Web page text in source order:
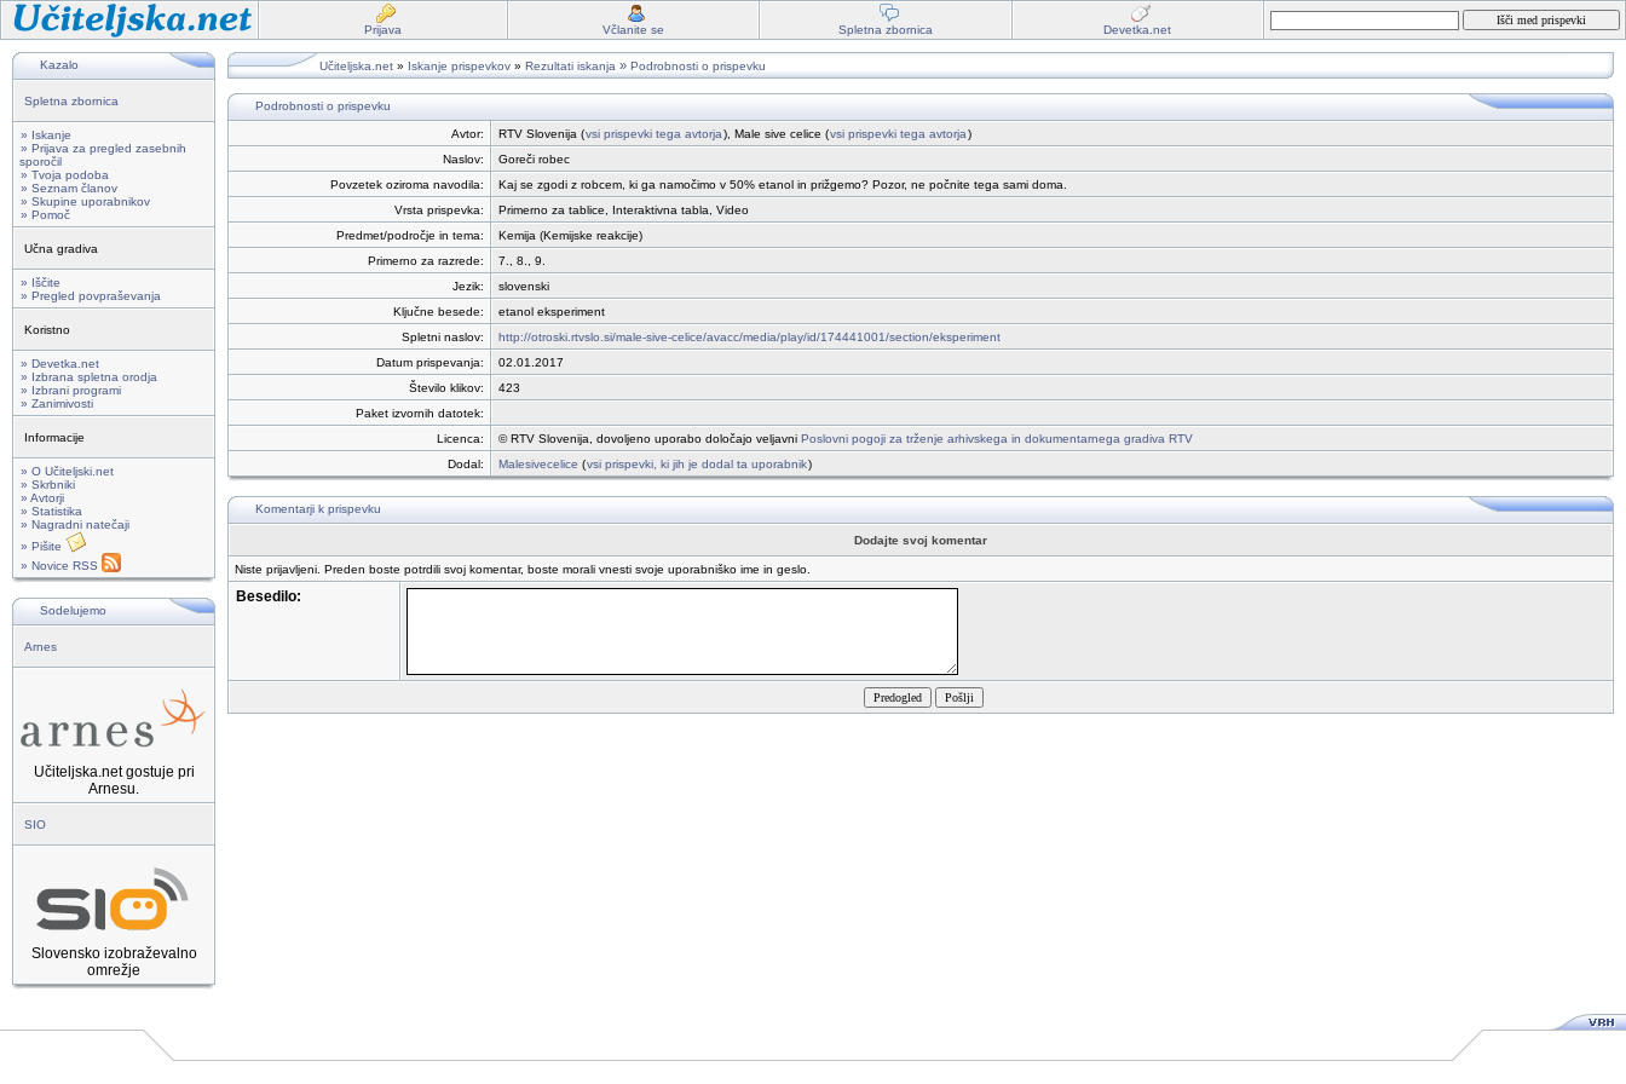
Prijava Včlanite se Spletna zbornica Devetka.net
Kazalo
Spletna zbornica
» Iskanje
» Prijava za pregled zasebnih
sporočil
» Tvoja podoba
» Seznam članov
» Skupine uporabnikov
» Pomoč
Učna gradiva
» Iščite
» Pregled povpraševanja
Koristno
» Devetka.net
» Izbrana spletna orodja
» Izbrani programi
» Zanimivosti
Informacije
» O Učiteljski.net
» Skrbniki
» Avtorji
» Statistika
» Nagradni natečaji
» Pišite
» Novice RSS
Sodelujemo
Arnes
Učiteljska.net gostuje pri
Arnesu.
SIO
Slovensko izobraževalno
omrežje
Učiteljska.net » Iskanje prispevkov » Rezultati iskanja » Podrobnosti o prispevku
Podrobnosti o prispevku
Avtor: RTV Slovenija (vsi prispevki tega avtorja), Male sive celice (vsi prispevki tega avtorja)
Naslov:
Goreči robec
Povzetek oziroma navodila:
Kaj se zgodi z robcem, ki ga namočimo v 50% etanol in prižgemo? Pozor, ne počnite tega sami doma.
Vrsta prispevka:
Primerno za tablice, Interaktivna tabla, Video
Predmet/področje in tema:
Kemija (Kemijske reakcije)
Primerno za razrede:
7., 8., 9.
Jezik:
slovenski
Ključne besede:
etanol eksperiment
Spletni naslov:
http://otroski.rtvslo.si/male-sive-celice/avacc/media/play/id/174441001/section/eksperiment
Datum prispevanja:
02.01.2017
Število klikov:
423
Paket izvornih datotek:
Licenca:
© RTV Slovenija, dovoljeno uporabo določajo veljavni Poslovni pogoji za trženje arhivskega in dokumentarnega gradiva RTV
Dodal:
Malesivecelice (vsi prispevki, ki jih je dodal ta uporabnik)
Komentarji k prispevku
Dodajte svoj komentar
Niste prijavljeni. Preden boste potrdili svoj komentar, boste morali vnesti svoje uporabniško ime in geslo.
Besedilo: